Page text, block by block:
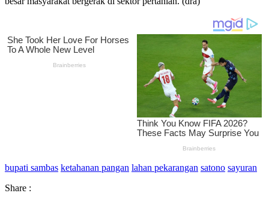
bupati sambas ketahanan pangan lahan pekarangan satono sayuran
Share :